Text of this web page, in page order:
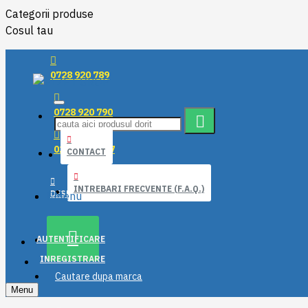
Categorii produse
Cosul tau
0728 920 789
0728 920 790
021 319 50 17
DESPRE NOI
CONTACT
INTREBARI FRECVENTE (F.A.Q.)
Menu
Cautare dupa marca
AUTENTIFICARE
INREGISTRARE
Menu